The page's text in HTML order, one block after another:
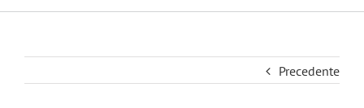
Precedente